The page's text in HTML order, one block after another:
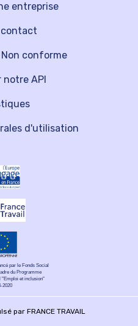
entreprise
notre API
conforme
d'utilisation
par le Fonds Social
du Programme
"Emploi et inclusion"
2020
par FRANCE TRAVAIL